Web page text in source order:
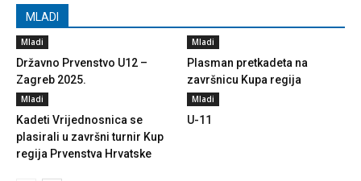
MLADI
Mladi
Državno Prvenstvo U12 –
Zagreb 2025.
Mladi
Plasman pretkadeta na
završnicu Kupa regija
Mladi
Kadeti Vrijednosnica se
plasirali u završni turnir Kup
regija Prvenstva Hrvatske
Mladi
U-11